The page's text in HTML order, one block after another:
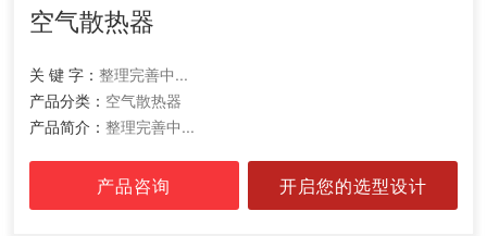
空气散热器
关 键 字： 整理完善中...
产品分类： 空气散热器
产品简介： 整理完善中...
产品咨询 开启您的选型设计